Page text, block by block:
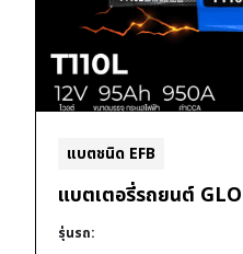
แบตชนิด EFB
แบตเตอรี่รถยนต์
รุ่นรถ: